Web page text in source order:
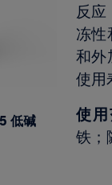
低碱
反应
冻性
和外
使用
使
铁；